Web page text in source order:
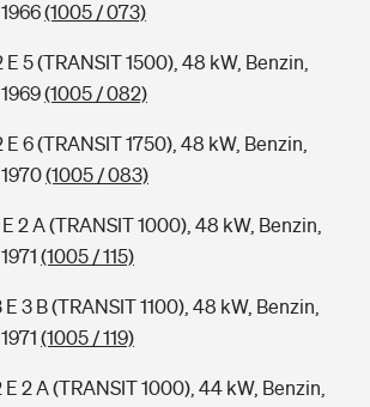
(1005 / 073)
5 (TRANSIT 1500), 48 kW, Benzin,
(1005 / 082)
6 (TRANSIT 1750), 48 kW, Benzin,
(1005 / 083)
2 A (TRANSIT 1000), 48 kW, Benzin,
(1005 / 115)
3 B (TRANSIT 1100), 48 kW, Benzin,
(1005 / 119)
2 A (TRANSIT 1000), 44 kW, Benzin,